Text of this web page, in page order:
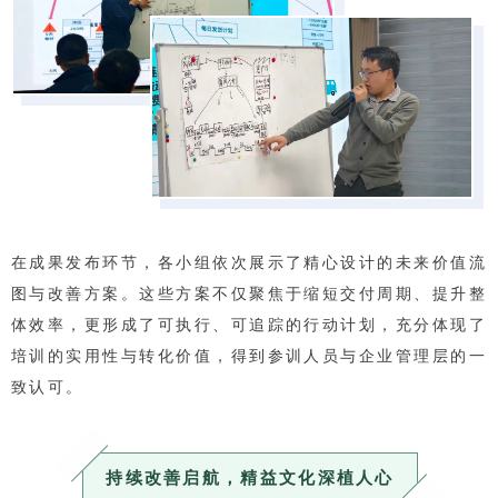
在成果发布环节，各小组依次展示了精心设计的未来价值流
图与改善方案。这些方案不仅聚焦于缩短交付周期、提升整
体效率，更形成了可执行、可追踪的行动计划，充分体现了
培训的实用性与转化价值，得到参训人员与企业管理层的一
致认可。
持续改善启航，精益文化深植人心